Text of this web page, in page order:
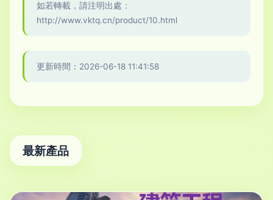
如若轉載，請注明出處：
http://www.vktq.cn/product/10.html
更新時間：2026-06-18 11:41:58
最新產品